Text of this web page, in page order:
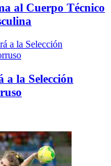
al Cuerpo Técnico
la Selección